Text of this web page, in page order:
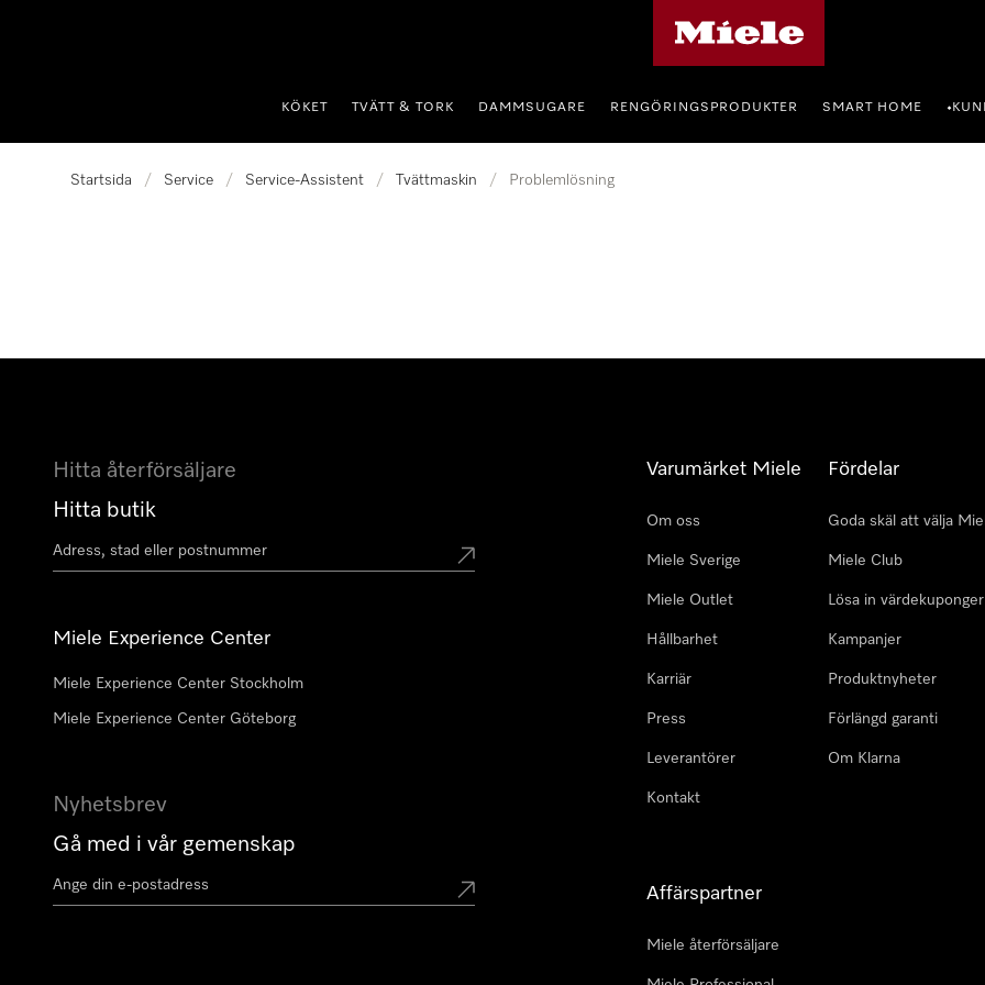
KÖKET TVÄTT & TORK DAMMSUGARE RENGÖRINGSPRODUKTER SMART HOME •
Startsida / Service / Service-Assistent / Tvättmaskin / Problemlösning
Hitta återförsäljare
Hitta butik
Miele Experience Center
Miele Experience Center Stockholm
Miele Experience Center Göteborg
Nyhetsbrev
Gå med i vår gemenskap
Varumärket Miele
Om oss
Miele Sverige
Miele Outlet
Hållbarhet
Karriär
Press
Leverantörer
Kontakt
Fördelar
Goda skäl att välja
Miele Club
Lösa in värdekuponger
Kampanjer
Produktnyheter
Förlängd garanti
Om Klarna
Affärspartner
Miele återförsäljare